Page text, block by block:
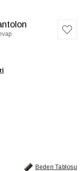
Beden Tablosu